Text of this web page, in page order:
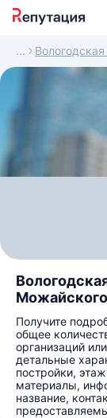
Получите
общее
организаций
детальные
постройки,
материалы,
название,